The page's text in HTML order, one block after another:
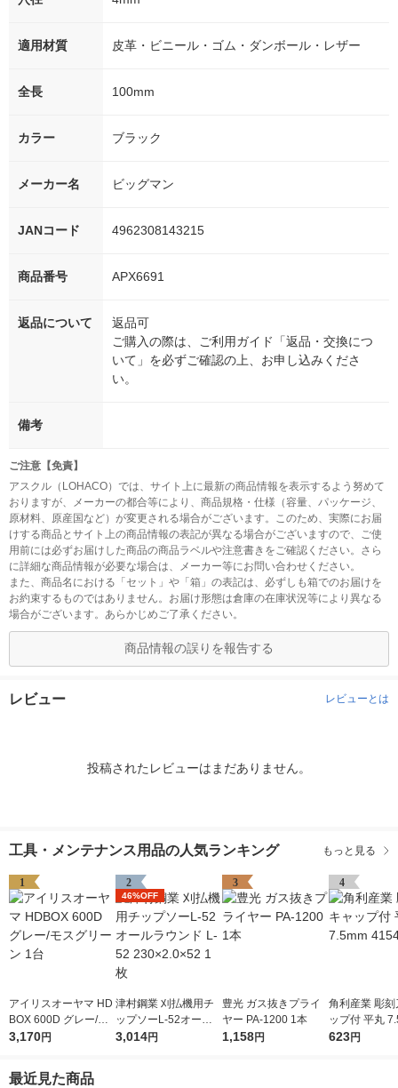
適用材質 皮革・ビニール・ゴム・ダンボール・レザー
全長 100mm
カラー ブラック
メーカー名 ビッグマン
JANコード 4962308143215
商品番号 APX6691
返品について
返品可
ご購入の際は、ご利用ガイド「返品・交換につ
いて」を必ずご確認の上、お申し込みくださ
い。
備考
ご注意【免責】
アスクル（LOHACO）では、サイト上に最新の商品情報を表示するよう努めて
おりますが、メーカーの都合等により、商品規格・仕様（容量、パッケージ、
原材料、原産国など）が変更される場合がございます。このため、実際にお届
けする商品とサイト上の商品情報の表記が異なる場合がございますので、ご使
用前には必ずお届けした商品の商品ラベルや注意書きをご確認ください。さら
に詳細な商品情報が必要な場合は、メーカー等にお問い合わせください。
また、商品名における「セット」や「箱」の表記は、必ずしも箱でのお届けを
お約束するものではありません。お届け形態は倉庫の在庫状況等により異なる
場合がございます。あらかじめご了承ください。
商品情報の誤りを報告する
レビュー レビューとは
投稿されたレビューはまだありません。
工具・メンテナンス用品の人気ランキング もっと見る
1
アイリスオーヤマ HD
BOX 600D グレー/モ
スグリーン 1台
3,170円
2
46%OFF
津村鋼業 刈払機用チ
ップソーL-52オール
ラウンド L-52 230×2.
3,014円
3
豊光 ガス抜きプライ
ヤー PA-1200 1本
1,158円
4
角利産業 彫刻
ップ付 平丸
541 1個
623円
最近見た商品